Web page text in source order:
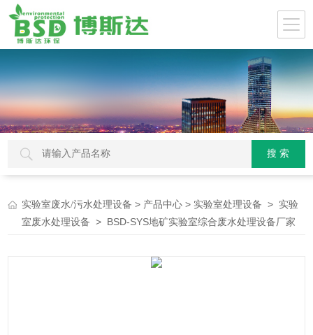
实验室废水/污水处理设备 > 产品中心 > 实验室处理设备 > 实验
室废水处理设备 > BSD-SYS地矿实验室综合废水处理设备厂家